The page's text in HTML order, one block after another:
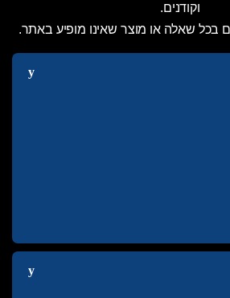
וקודנים.
בכל שאלה או מוצר שאינו מופיע באתר.